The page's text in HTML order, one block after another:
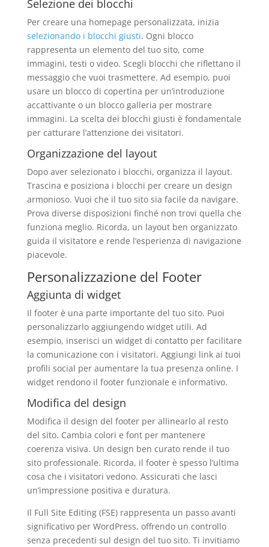
Selezione dei blocchi
Per creare una homepage personalizzata, inizia
selezionando i blocchi giusti. Ogni blocco
rappresenta un elemento del tuo sito, come
immagini, testi o video. Scegli blocchi che riflettano il
messaggio che vuoi trasmettere. Ad esempio, puoi
usare un blocco di copertina per un’introduzione
accattivante o un blocco galleria per mostrare
immagini. La scelta dei blocchi giusti è fondamentale
per catturare l’attenzione dei visitatori.
Organizzazione del layout
Dopo aver selezionato i blocchi, organizza il layout.
Trascina e posiziona i blocchi per creare un design
armonioso. Vuoi che il tuo sito sia facile da navigare.
Prova diverse disposizioni finché non trovi quella che
funziona meglio. Ricorda, un layout ben organizzato
guida il visitatore e rende l’esperienza di navigazione
piacevole.
Personalizzazione del Footer
Aggiunta di widget
Il footer è una parte importante del tuo sito. Puoi
personalizzarlo aggiungendo widget utili. Ad
esempio, inserisci un widget di contatto per facilitare
la comunicazione con i visitatori. Aggiungi link ai tuoi
profili social per aumentare la tua presenza online. I
widget rendono il footer funzionale e informativo.
Modifica del design
Modifica il design del footer per allinearlo al resto
del sito. Cambia colori e font per mantenere
coerenza visiva. Un design ben curato rende il tuo
sito professionale. Ricorda, il footer è spesso l’ultima
cosa che i visitatori vedono. Assicurati che lasci
un’impressione positiva e duratura.
Il Full Site Editing (FSE) rappresenta un passo avanti
significativo per WordPress, offrendo un controllo
senza precedenti sul design del tuo sito. Ti invitiamo